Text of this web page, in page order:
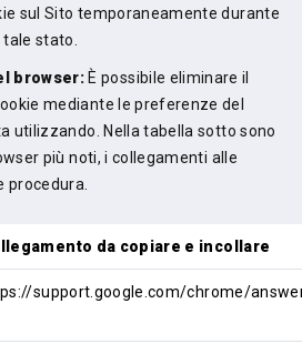
sul Sito temporaneamente durante
stato.
browser: È possibile eliminare il
mediante le preferenze del
utilizzando. Nella tabella sotto sono
più noti, i collegamenti alle
procedura.
da copiare e incollare
support.google.com/chrome/